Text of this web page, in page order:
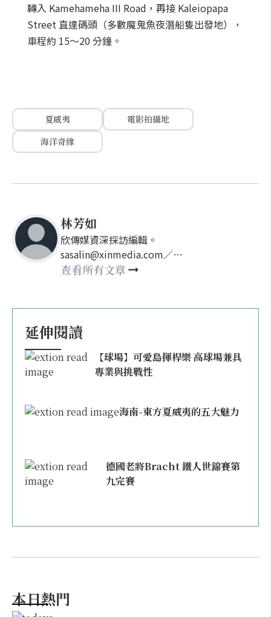
轉入 Kamehameha III Road，再接 Kaleiopapa
Street 直達碼頭（多數魔鬼魚夜潛船隻出發地），
車程約 15～20 分鐘。
夏威夷
電影拍攝地
海洋奇緣
林芳如
欣傳媒資深採訪編輯。
sasalin@xinmedia.com／
happy21917@gmail.com
查看所有文章
延伸閱讀
【球場】可愛島揮桿樂 高球場兼具
專業與挑戰性
海南-東方夏威夷的五大魅力
德國老將Bracht 鐵人世錦賽第
九完賽
本日熱門